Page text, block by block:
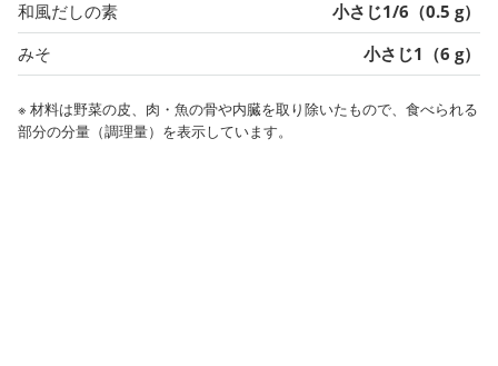
和風だしの素
小さじ1/6（0.5 g）
みそ
小さじ1（6 g）
※ 材料は野菜の皮、肉・魚の骨や内臓を取り除いたもので、食べられる
部分の分量（調理量）を表示しています。